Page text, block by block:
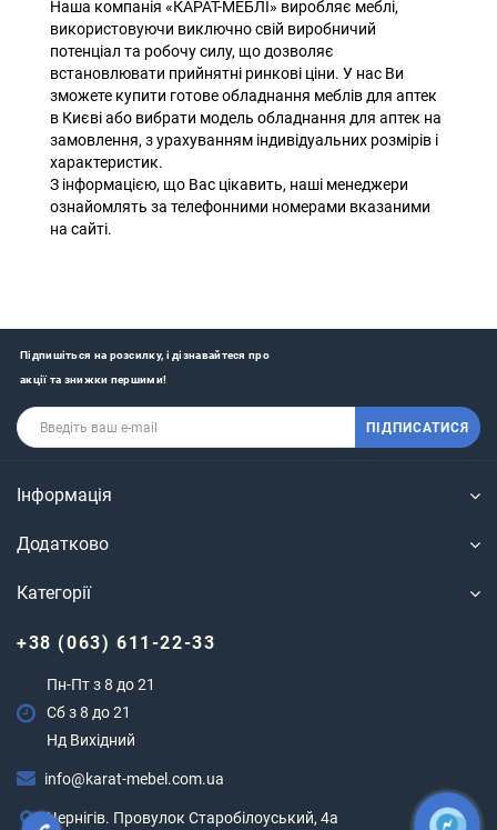
Наша компанія «КАРАТ-МЕБЛІ» виробляє меблі,
використовуючи виключно свій виробничий
потенціал та робочу силу, що дозволяє
встановлювати прийнятні ринкові ціни. У нас Ви
зможете купити готове обладнання меблів для аптек
в Києві або вибрати модель обладнання для аптек на
замовлення, з урахуванням індивідуальних розмірів і
характеристик.
З інформацією, що Вас цікавить, наші менеджери
ознайомлять за телефонними номерами вказаними
на сайті.
Підпишіться на розсилку, і дізнавайтеся про
акції та знижки першими!
ПІДПИСАТИСЯ
Інформація
Додатково
Категорії
+38 (063) 611-22-33
Пн-Пт з 8 до 21
Сб з 8 до 21
Нд Вихідний
info@karat-mebel.com.ua
Чернігів. Провулок Старобілоуський, 4а